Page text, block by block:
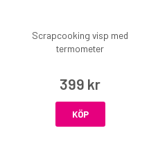
Scrapcooking visp med
termometer
399 kr
KÖP